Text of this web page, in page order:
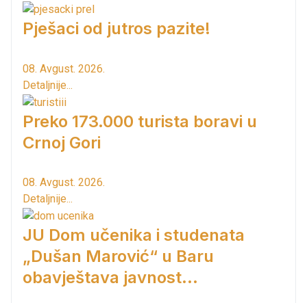
Pješaci od jutros pazite!
08. Avgust. 2026.
Detaljnije...
Preko 173.000 turista boravi u
Crnoj Gori
08. Avgust. 2026.
Detaljnije...
JU Dom učenika i studenata
„Dušan Marović“ u Baru
obavještava javnost...